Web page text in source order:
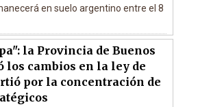
en suelo argentino entre el 8
la Provincia de Buenos
los cambios en la ley de
por la concentración de